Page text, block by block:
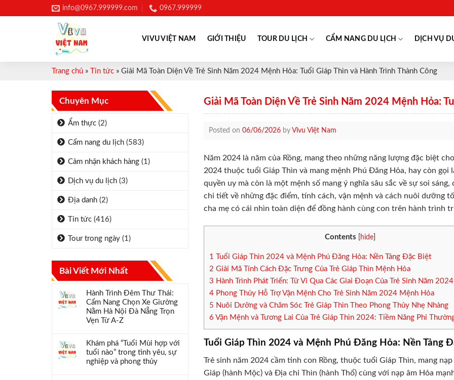
to
info@0967.999999.com 0967.999999
VIVU VIỆT NAM GIỚI THIỆU TOUR DU LỊCH CẨM NANG DU LỊCH DỊCH VỤ
Trang chủ » Tin tức » Giải Mã Toàn Diện Về Trẻ Sinh Năm 2024 Mệnh Hỏa: Tuổi Giáp Thìn và Hành Trình Thành Công
Chuyên Mục
Ẩm thực (2)
Cẩm nang du lịch (583)
Cảm nhận khách hàng (1)
Dịch vụ du lịch (3)
Địa danh (2)
Tin tức (416)
Tour trong ngày (1)
Bài Viết Mới Nhất
Hành Trình Đêm Thư Thái:
Cẩm Nang Chọn Xe Giường
Nằm Hà Nội Đà Nẵng Trọn
Vẹn Từ A-Z
Khám phá “Tuổi Mùi hợp với
tuổi nào” trong tình yêu, sự
nghiệp và phong thủy
Giải Mã Toàn Diện Về Trẻ Sinh Năm 2024 Mệnh Hỏa:
Posted on 06/06/2026 by Vivu Việt Nam
Năm 2024 là năm của Rồng, mang theo những năng lượng đặc biệt
2024 thuộc tuổi Giáp Thìn và mang mệnh Phú Đăng Hỏa, hay còn gọi
quyền uy mà còn là một mệnh số mang ý nghĩa sâu sắc về sự soi
chi tiết về những đặc điểm, tính cách, vận mệnh và cách nuôi dưỡng
cha mẹ có cái nhìn toàn diện để đồng hành cùng con trên hành trình
Contents hide]
1 Tuổi Giáp Thìn 2024 và Mệnh Phú Đăng Hỏa: Nền Tảng Đặc Biệt
2 Giải Mã Tính Cách Đặc Trưng Của Trẻ Giáp Thìn Mệnh Hỏa
3 Hành Trình Phát Triển: Tử Vi Qua Các Giai Đoạn Của Trẻ Sinh Năm
4 Phong Thủy Hỗ Trợ Vận Mệnh Cho Trẻ Sinh Năm 2024 Mệnh Hỏa
5 Nuôi Dưỡng và Chăm Sóc Trẻ Giáp Thìn Theo Phong Thủy Nhẹ Nhàng
6 Vận Mệnh và Tương Lai Của Trẻ Giáp Thìn 2024: Tiềm Năng Phi
Tuổi Giáp Thìn 2024 và Mệnh Phú Đăng Hỏa: Nền Tảng
Trẻ sinh năm 2024 cầm tinh con Rồng, thuộc tuổi Giáp Thìn, mang
Giáp (hành Mộc) và Địa chi Thìn (hành Thổ) cùng với nạp âm Hỏa